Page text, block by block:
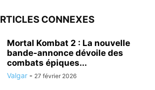
CONNEXES
Mortal Kombat 2 : La nouvelle
bande-annonce dévoile des
combats épiques...
Valgar - 27 février 2026